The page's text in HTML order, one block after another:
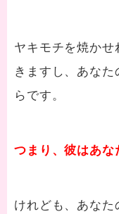
ヤキモチを焼か
きますし、あな
らです。
つまり、彼はあな
けれども、あな